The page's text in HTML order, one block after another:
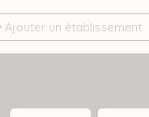
Ajouter un établissement